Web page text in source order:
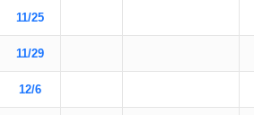
11/25
11/29
12/6